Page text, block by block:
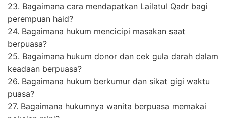
23. Bagaimana cara mendapatkan Lailatul Qadr bagi
perempuan haid?
24. Bagaimana hukum mencicipi masakan saat
berpuasa?
25. Bagaimana hukum donor dan cek gula darah dalam
keadaan berpuasa?
26. Bagaimana hukum berkumur dan sikat gigi waktu
puasa?
27. Bagaimana hukumnya wanita berpuasa memakai